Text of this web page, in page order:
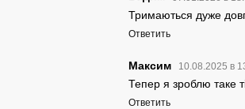
Тримаються дуже
Ответить
Максим 10.08.2025 в
Тепер я зроблю таке
Ответить